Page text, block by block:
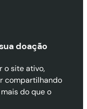
doação
o site ativo,
compartilhando
do que o